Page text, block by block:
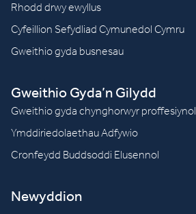
Rhodd drwy ewyllus
Cyfeillion Sefydliad Cymunedol Cymru
Gweithio gyda busnesau
Gweithio Gyda’n Gilydd
Gweithio gyda chynghorwyr proffesiynol
Ymddiriedolaethau Adfywio
Cronfeydd Buddsoddi Elusennol
Newyddion